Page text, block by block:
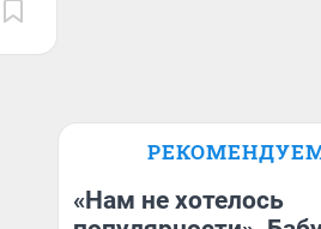
«Нам не хотелось